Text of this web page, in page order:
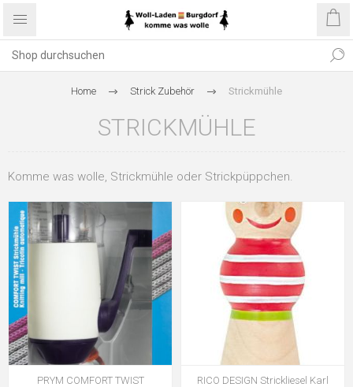
Home Strick Zubehör Strickmühle
STRICKMÜHLE
Komme was wolle, Strickmühle oder Strickpüppchen.
PRYM COMFORT TWIST
RICO DESIGN Strickliesel Karl